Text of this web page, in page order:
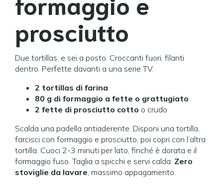
prosciutto
Due tortillas, e sei a posto. Croccanti fuori, filanti
dentro. Perfette davanti a una serie TV.
2 tortillas di farina
80 g di formaggio a fette o grattugiato
2 fette di prosciutto cotto o crudo
Scalda una padella antiaderente. Disponi una tortilla,
farcisci con formaggio e prosciutto, poi copri con l’altra
tortilla. Cuoci 2-3 minuti per lato, finché è dorata e il
formaggio fuso. Taglia a spicchi e servi calda. Zero
stoviglie da lavare, massimo appagamento.